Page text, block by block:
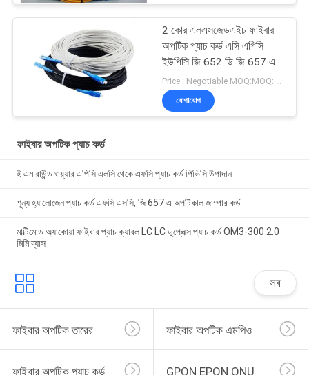
2 কোর এলএসজেডএইচ ফাইবার
অপটিক প্যাচ কর্ড এসি এপিসি
ইউপিসি জি 652 ডি জি 657 এ
Price : Negotiable MOQ:MOQ: 100PCS
যোগাযোগ
ফাইবার অপটিক প্যাচ কর্ড
ই এম রাউন্ড ওয়্যার এপিসি এলসি থেকে এফসি প্যাচ কর্ড পিভিসি উপাদান
শূন্য হ্যালোজেন প্যাচ কর্ড এফসি এসসি, জি 657 এ অপটিকাল জাম্পার কর্ড
মাল্টিমোড অ্যাকোয়া ফাইবার প্যাচ ক্যাবল LC LC ডুপ্লেক্স প্যাচ কর্ড OM3-300 2.0
মিমি ব্যাস
সব
ফাইবার অপটিক তারের ফাইবার অপটিক এমপিও
ফাইবার অপটিক প্যাচ কর্ড GPON EPON ONU